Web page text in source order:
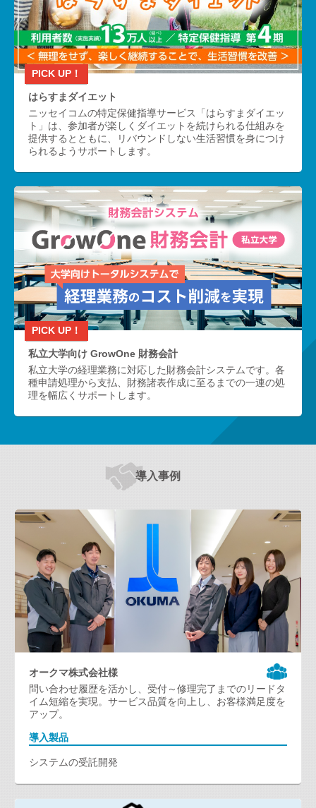
はらすまダイエット
ニッセイコムの特定保健指導サービス「はらすまダイエッ
ト」は、参加者が楽しくダイエットを続けられる仕組みを
提供するとともに、リバウンドしない生活習慣を身につけ
られるようサポートします。
私立大学向け GrowOne 財務会計
私立大学の経理業務に対応した財務会計システムです。各
種申請処理から支払、財務諸表作成に至るまでの一連の処
理を幅広くサポートします。
導入事例
オークマ株式会社様
問い合わせ履歴を活かし、受付～修理完了までのリードタ
イム短縮を実現。サービス品質を向上し、お客様満足度を
アップ。
導入製品
システムの受託開発